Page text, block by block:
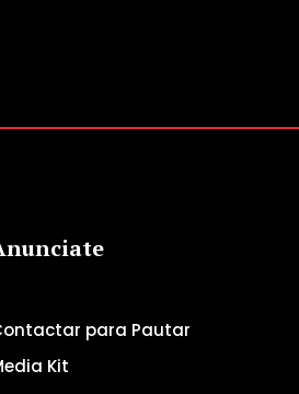
para Pautar
Kit